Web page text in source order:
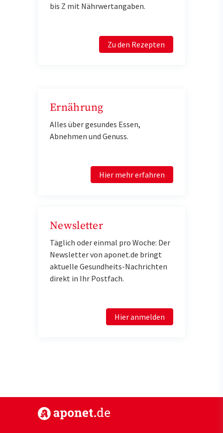
bis Z mit Nährwertangaben.
Zu den Rezepten
Ernährung
Alles über gesundes Essen,
Abnehmen und Genuss.
Hier mehr erfahren
Newsletter
Täglich oder einmal pro Woche: Der
Newsletter von aponet.de bringt
aktuelle Gesundheits-Nachrichten
direkt in Ihr Postfach.
Hier anmelden